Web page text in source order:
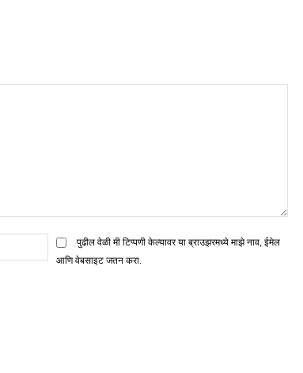
मेल*
पुढील वेळी मी टिप्पणी केल्यावर या ब्राउझरमध्ये माझे नाव, ईमेल
आणि वेबसाइट जतन करा.